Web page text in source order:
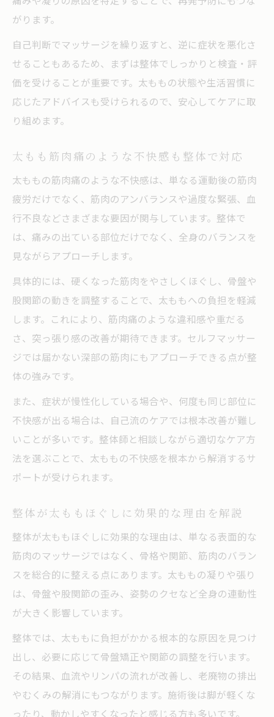
る
太ももの痛みは骨盤矯正整体で軽減できる
整体に加えた太ももストレッチの効果アッ
用術
太ももほぐしローラーと整体の組み合わせ
整体とストレッチで痛み改善を目指すコツ
整体後の太ももセルフストレッチの方法
筋肉のバランス調整で太もも悩みを軽減
整体で太もも筋肉のバランスを調整する意
味
太もも裏・内側の筋肉痛にも整体が有効な
理由
整体で全身バランスを整え太もも悩みを解
決
筋肉バランス整体とセルフケアの違いを解
説
太もも筋肉痛の予防に整体施術を活用しよ
う
太ももほぐしに整体が必要なサインとは
整体が必要な太ももの症状とチェックポイ
ア
太ももほぐしマッサージで改善しないとき
は整体
説
がります。
自己判断でマッサージを繰り返すと、逆に症状を悪化さ
せることもあるため、まずは整体でしっかりと検査・評
価を受けることが重要です。太ももの状態や生活習慣に
応じたアドバイスも受けられるので、安心してケアに取
り組めます。
太もも筋肉痛のような不快感も整体で対応
太ももの筋肉痛のような不快感は、単なる運動後の筋肉
疲労だけでなく、筋肉のアンバランスや過度な緊張、血
行不良などさまざまな要因が関与しています。整体で
は、痛みの出ている部位だけでなく、全身のバランスを
見ながらアプローチします。
具体的には、硬くなった筋肉をやさしくほぐし、骨盤や
股関節の動きを調整することで、太ももへの負担を軽減
します。これにより、筋肉痛のような違和感や重だる
さ、突っ張り感の改善が期待できます。セルフマッサー
ジでは届かない深部の筋肉にもアプローチできる点が整
体の強みです。
また、症状が慢性化している場合や、何度も同じ部位に
不快感が出る場合は、自己流のケアでは根本改善が難し
いことが多いです。整体師と相談しながら適切なケア方
法を選ぶことで、太ももの不快感を根本から解消するサ
ポートが受けられます。
整体が太ももほぐしに効果的な理由を解説
整体が太ももほぐしに効果的な理由は、単なる表面的な
筋肉のマッサージではなく、骨格や関節、筋肉のバラン
スを総合的に整える点にあります。太ももの凝りや張り
は、骨盤や股関節の歪み、姿勢のクセなど全身の連動性
が大きく影響しています。
整体では、太ももに負担がかかる根本的な原因を見つけ
出し、必要に応じて骨盤矯正や関節の調整を行います。
その結果、血流やリンパの流れが改善し、老廃物の排出
やむくみの解消にもつながります。施術後は脚が軽くな
ったり、動かしやすくなったと感じる方も多いです。